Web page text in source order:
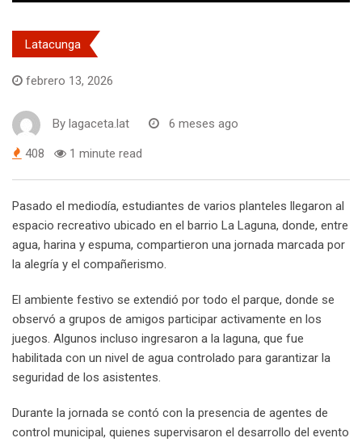
Latacunga
febrero 13, 2026
By lagaceta.lat 6 meses ago
408 1 minute read
Pasado el mediodía, estudiantes de varios planteles llegaron al
espacio recreativo ubicado en el barrio La Laguna, donde, entre
agua, harina y espuma, compartieron una jornada marcada por
la alegría y el compañerismo.
El ambiente festivo se extendió por todo el parque, donde se
observó a grupos de amigos participar activamente en los
juegos. Algunos incluso ingresaron a la laguna, que fue
habilitada con un nivel de agua controlado para garantizar la
seguridad de los asistentes.
Durante la jornada se contó con la presencia de agentes de
control municipal, quienes supervisaron el desarrollo del evento